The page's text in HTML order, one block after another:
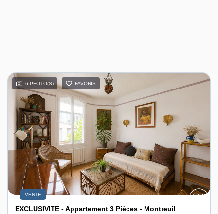
6 PHOTO(S) FAVORIS
VENTE
EXCLUSIVITE - Appartement 3 Pièces - Montreuil